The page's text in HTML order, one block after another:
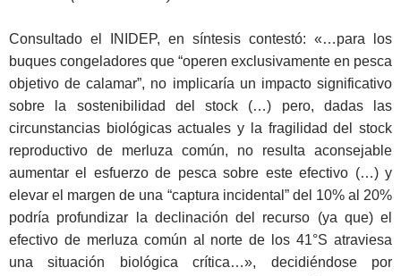
Consultado el INIDEP, en síntesis contestó: «…para los
buques congeladores que “operen exclusivamente en pesca
objetivo de calamar”, no implicaría un impacto significativo
sobre la sostenibilidad del stock (…) pero, dadas las
circunstancias biológicas actuales y la fragilidad del stock
reproductivo de merluza común, no resulta aconsejable
aumentar el esfuerzo de pesca sobre este efectivo (…) y
elevar el margen de una “captura incidental” del 10% al 20%
podría profundizar la declinación del recurso (ya que) el
efectivo de merluza común al norte de los 41°S atraviesa
una situación biológica crítica…», decidiéndose por